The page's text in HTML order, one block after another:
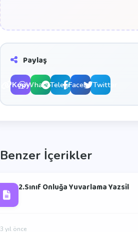
Paylaş
KopyalaWhatsAppTelegramFacebookTwitter
Benzer İçerikler
2.Sınıf Onluğa Yuvarlama Yazsil
3 yıl önce